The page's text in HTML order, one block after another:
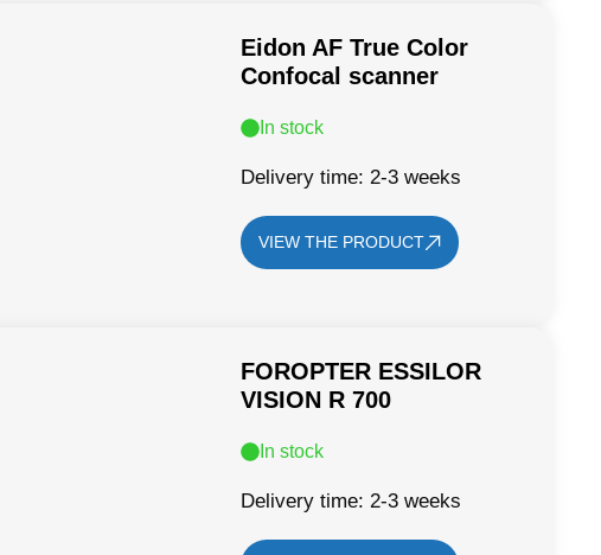
Eidon AF True Color
Confocal scanner
In stock
Delivery time: 2-3 weeks
VIEW THE PRODUCT
FOROPTER ESSILOR
VISION R 700
In stock
Delivery time: 2-3 weeks